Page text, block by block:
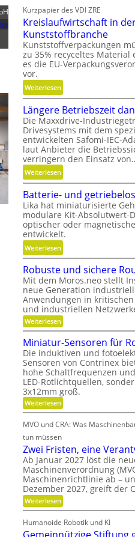
i
c
h
c
h
n
e
l
l
g
e
n
a
u
p
o
s
i
t
o
n
i
e
r
e
n
Kurzpapier des VDI ZRE
Kreislaufwirtschaft in
Kunststoffbranche
Kunststoffverpackungen
zu 35% recyceltes Material
es die EU-
vor.
Weiterlesen:
K
e
i
s
l
a
u
w
i
r
t
s
c
h
a
f
t
i
n
e
r
K
u
n
s
s
t
o
f
f
b
r
a
n
c
Längere Betriebszeit
Die Maxxdrive-
Drivesystems mit dem
entwickelten Safomi-IEC-
laut Anbieter die
verringern den Einsatz
Weiterlesen:
L
ä
n
g
e
r
e
e
t
r
i
e
b
s
z
e
i
t
d
a
n
k
Ö
l
a
u
s
g
l
e
Batterie- und getriebelos
Lika hat miniaturisierte
modulare Kit-Absolutwert-
optischer oder
entwickelt.
Weiterlesen:
B
a
t
t
e
r
i
-
u
n
d
g
e
r
i
e
b
e
l
o
s
Robuste und sichere
Mit dem Moros.neo stellt
neue Generation
Anwendungen in
und industriellen
Weiterlesen:
R
b
u
s
t
e
u
n
d
s
i
c
h
e
r
e
R
o
u
t
e
r
g
Miniatur-Sensoren für
Die induktiven und
Sensoren von Contrinex
hohe Schaltfrequenzen
LED-Rotlichtquellen,
3x12mm groß.
Weiterlesen:
M
n
i
a
t
u
r
-
S
e
n
s
o
MVO und CRA: Was
tun müssen
Zwei Fristen, eine
Ab Januar 2027 löst die
Maschinenverordnung
Maschinenrichtlinie ab –
Dezember 2027, greift der
Weiterlesen:
Z
e
i
Humanoide Robotik und KI
Gemeinnützige Stiftung